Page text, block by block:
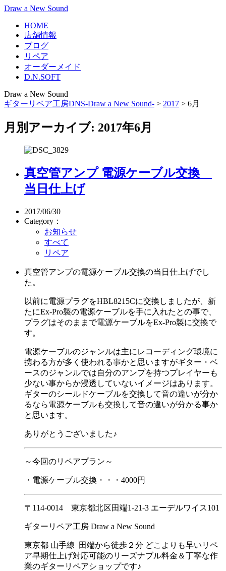
Draw a New Sound
HOME
店舗情報
ブログ
リペア
オーダーメイド
D.N.SOFT
Draw a New Sound
ギターリペア工房DNS-Draw a New Sound- > 2017 > 6月
月別アーカイブ: 2017年6月
真空管アンプ 電源ケーブル交換
当日仕上げ
2017/06/30
Category：
お知らせ
すべて
リペア
真空管アンプの電源ケーブル交換の当日仕上げでし
た。
以前に電源プラグをHBL8215Cに交換しましたが、新
たにEx-Pro製の電源ケーブルを手に入れたとの事で、
プラグはそのままで電源ケーブルをEx-Pro製に交換で
す。
電源ケーブルのジャンルは主にレコーディング環境に
携わる方が多く使われる事かと思いますがギター・ベ
ースのジャンルでは自分のアンプを持つプレイヤーも
少ない事からか浸透していないイメージはあります。
ギターのシールドケーブルを交換して音の違いが分か
るなら電源ケーブルも交換して音の違いが分かる事か
と思います。
ありがとうございました♪
～今回のリペアプラン～
・電源ケーブル交換・・・4000円
〒114-0014 東京都北区田端1-21-3 エーデルワイス101
ギターリペア工房 Draw a New Sound
東京都 山手線 田端から徒歩２分 どこよりも早いリペ
ア早期仕上げ対応可能のリーズナブル料金＆丁寧な作
業のギターリペアショップです♪